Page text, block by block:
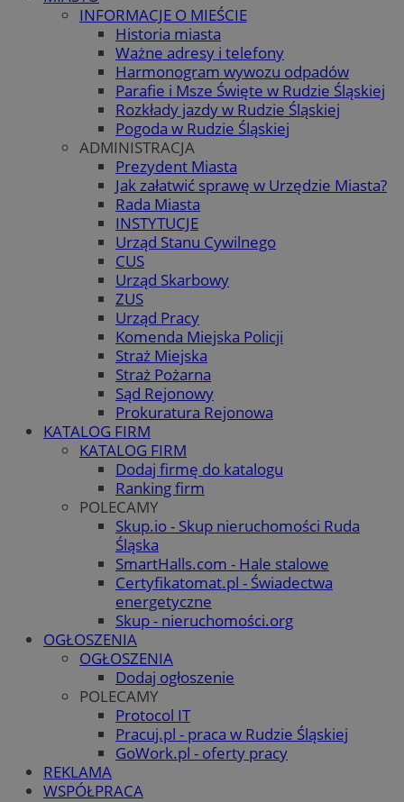
INFORMACJE O MIEŚCIE
Historia miasta
Ważne adresy i telefony
Harmonogram wywozu odpadów
Parafie i Msze Święte w Rudzie Śląskiej
Rozkłady jazdy w Rudzie Śląskiej
Pogoda w Rudzie Śląskiej
ADMINISTRACJA
Prezydent Miasta
Jak załatwić sprawę w Urzędzie Miasta?
Rada Miasta
INSTYTUCJE
Urząd Stanu Cywilnego
CUS
Urząd Skarbowy
ZUS
Urząd Pracy
Komenda Miejska Policji
Straż Miejska
Straż Pożarna
Sąd Rejonowy
Prokuratura Rejonowa
KATALOG FIRM
KATALOG FIRM
Dodaj firmę do katalogu
Ranking firm
POLECAMY
Skup.io - Skup nieruchomości Ruda
Śląska
SmartHalls.com - Hale stalowe
Certyfikatomat.pl - Świadectwa
energetyczne
Skup - nieruchomości.org
OGŁOSZENIA
OGŁOSZENIA
Dodaj ogłoszenie
POLECAMY
Protocol IT
Pracuj.pl - praca w Rudzie Śląskiej
GoWork.pl - oferty pracy
REKLAMA
WSPÓŁPRACA